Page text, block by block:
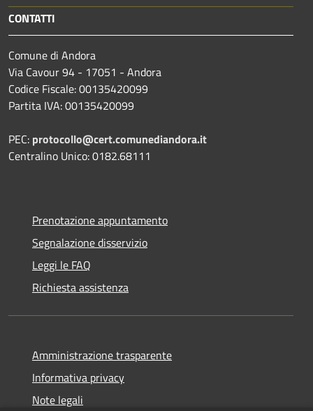
CONTATTI
Comune di Andora
Via Cavour 94 - 17051 - Andora
Codice Fiscale: 00135420099
Partita IVA: 00135420099
PEC: protocollo@cert.comunediandora.it
Centralino Unico: 0182.68111
Prenotazione appuntamento
Segnalazione disservizio
Leggi le FAQ
Richiesta assistenza
Amministrazione trasparente
Informativa privacy
Note legali